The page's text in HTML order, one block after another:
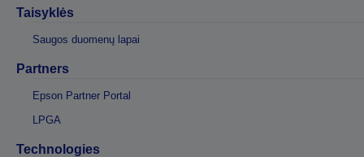
Taisyklės
Saugos duomenų lapai
Partners
Epson Partner Portal
LPGA
Technologies